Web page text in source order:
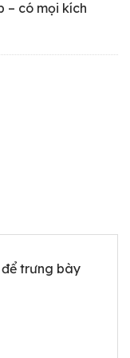
– có mọi kích
trưng bày